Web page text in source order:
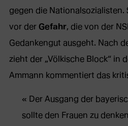
gegen die
vor der Gefahr, die von der
Gedankengut ausgeht. Nach
zieht der „Völkische Block“ in
Ammann kommentiert das
Der Ausgang der
sollte den Frauen zu